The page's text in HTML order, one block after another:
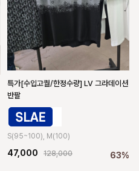
특가[수입고퀄/한정수량] LV 그라데이션
반팔
S(95~100), M(100)
47,000 128,000 63%